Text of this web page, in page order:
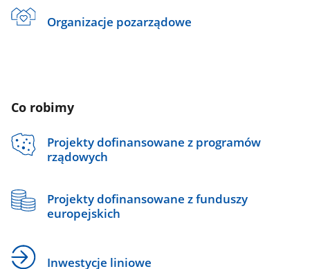
Organizacje pozarządowe
Co robimy
Projekty dofinansowane z programów
rządowych
Projekty dofinansowane z funduszy
europejskich
Inwestycje liniowe